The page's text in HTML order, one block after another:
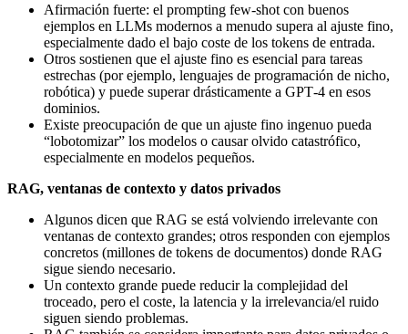
Afirmación fuerte: el prompting few-shot con buenos
ejemplos en LLMs modernos a menudo supera al ajuste fino,
especialmente dado el bajo coste de los tokens de entrada.
Otros sostienen que el ajuste fino es esencial para tareas
estrechas (por ejemplo, lenguajes de programación de nicho,
robótica) y puede superar drásticamente a GPT‑4 en esos
dominios.
Existe preocupación de que un ajuste fino ingenuo pueda
“lobotomizar” los modelos o causar olvido catastrófico,
especialmente en modelos pequeños.
RAG, ventanas de contexto y datos privados
Algunos dicen que RAG se está volviendo irrelevante con
ventanas de contexto grandes; otros responden con ejemplos
concretos (millones de tokens de documentos) donde RAG
sigue siendo necesario.
Un contexto grande puede reducir la complejidad del
troceado, pero el coste, la latencia y la irrelevancia/el ruido
siguen siendo problemas.